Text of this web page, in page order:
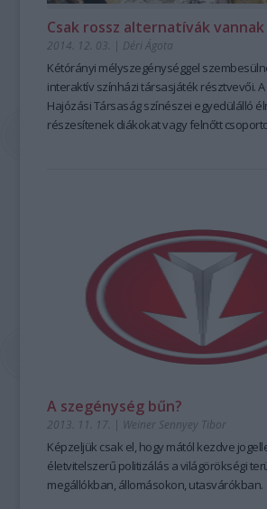
Csak rossz alternatívák
2014. 12. 03. | Déri Ágota
Kétórányi mélyszegénységgel
interaktív színházi társasjáték résztvevői. A
Hajózási Társaság színészei egyedülálló
részesítenek diákokat vagy felnőtt
A szegénység bűn?
2013. 11. 17. | Weiner Sennyey Tibor
Képzeljük csak el, hogy mától kezdve
életvitelszerű politizálás a világörökségi
megállókban, állomásokon, utasvárókban.